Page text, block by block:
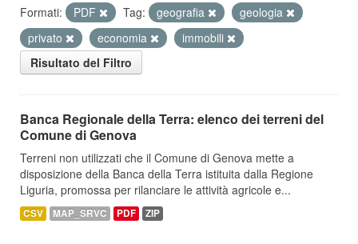
Formati:
PDF Tag: geografia
geologia
privato
economia
immobili
Risultato del Filtro
Banca Regionale della Terra: elenco dei terreni del
Comune di Genova
Terreni non utilizzati che il Comune di Genova mette a
disposizione della Banca della Terra istituita dalla Regione
Liguria, promossa per rilanciare le attività agricole e...
CSV MAP_SRVC PDF ZIP